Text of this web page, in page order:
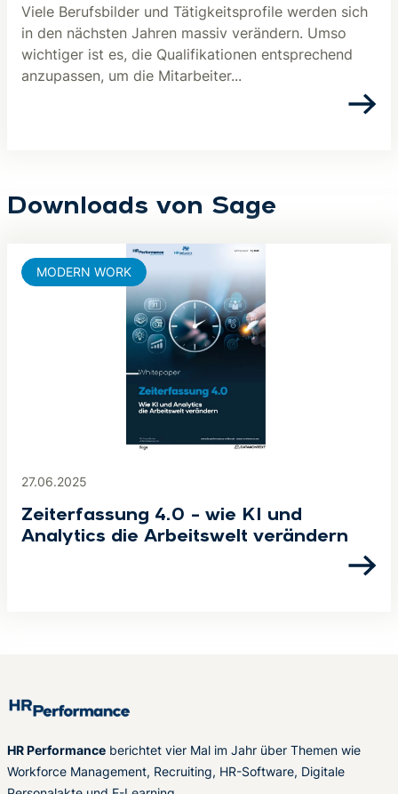
Viele Berufsbilder und Tätigkeitsprofile werden sich
in den nächsten Jahren massiv verändern. Umso
wichtiger ist es, die Qualifikationen entsprechend
anzupassen, um die Mitarbeiter...
Downloads von Sage
27.06.2025
Zeiterfassung 4.0 – wie KI und
Analytics die Arbeitswelt verändern
MODERN WORK
HR Performance berichtet vier Mal im Jahr über Themen wie
Workforce Management, Recruiting, HR-Software, Digitale